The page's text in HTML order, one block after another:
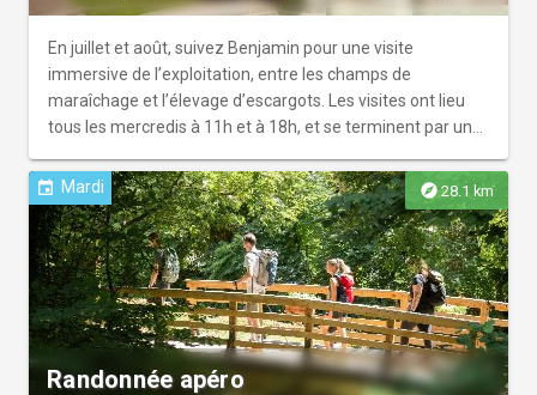
En juillet et août, suivez Benjamin pour une visite
immersive de l’exploitation, entre les champs de
maraîchage et l’élevage d’escargots. Les visites ont lieu
tous les mercredis à 11h et à 18h, et se terminent par une
uniquement sur réservations.
explore 28.1 km
event Mardi
Randonnée apéro